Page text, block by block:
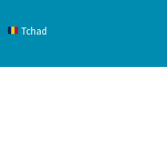
Tchad